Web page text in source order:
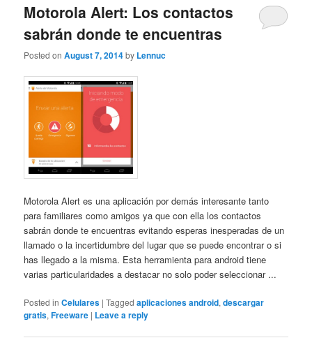
Motorola Alert: Los contactos
sabrán donde te encuentras
Posted onAugust 7, 2014by Lennuc
Motorola Alert es una aplicación por demás interesante tanto
para familiares como amigos ya que con ella los contactos
sabrán donde te encuentras evitando esperas inesperadas de un
llamado o la incertidumbre del lugar que se puede encontrar o si
has llegado a la misma. Esta herramienta para android tiene
varias particularidades a destacar no solo poder seleccionar ...
Posted in Celulares |Tagged aplicaciones android,descargar
gratis,Freeware | Leave a reply